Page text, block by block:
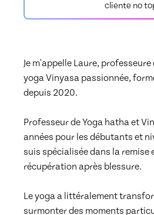
cliente no
Je m'appelle Laure,
yoga Vinyasa passionnée,
depuis 2020.
Professeur de Yoga hatha et
années pour les débutants et
suis spécialisée dans la remise
récupération après blessure.
Le yoga a littéralement
surmonter des moments